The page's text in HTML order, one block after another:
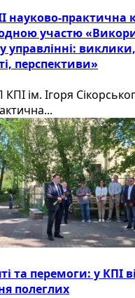
науково-практична
участю
управлінні: виклики,
перспективи»
ім. Ігоря
та перемоги: у КПІ
полеглих